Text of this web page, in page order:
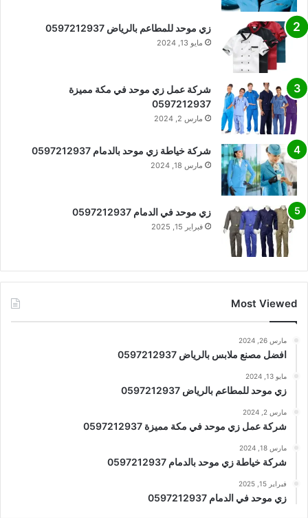
زي موحد للمطاعم بالرياض 0597212937
مايو 13, 2024
شركة عمل زي موحد في مكة مميزة
0597212937
مارس 2, 2024
شركة خياطة زي موحد بالدمام 0597212937
مارس 18, 2024
زي موحد في الدمام 0597212937
فبراير 15, 2025
Most Viewed
مارس 26, 2024
افضل مصنع ملابس بالرياض 0597212937
مايو 13, 2024
زي موحد للمطاعم بالرياض 0597212937
مارس 2, 2024
شركة عمل زي موحد في مكة مميزة 0597212937
مارس 18, 2024
شركة خياطة زي موحد بالدمام 0597212937
فبراير 15, 2025
زي موحد في الدمام 0597212937